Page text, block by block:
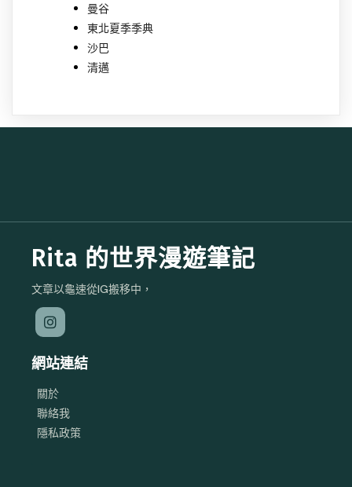
曼谷
東北夏季季典
沙巴
清邁
Rita 的世界漫遊筆記
文章以龜速從IG搬移中，
網站連結
關於
聯絡我
隱私政策